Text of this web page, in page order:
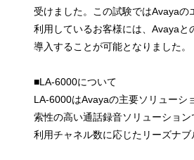
受けました。この試験ではAvaya
利用しているお客様には、Avaya
導入することが可能となりました。
■LA-6000について
LA-6000はAvayaの主要ソリューシ
索性の高い通話録音ソリューショ
利用チャネル数に応じたリーズナ